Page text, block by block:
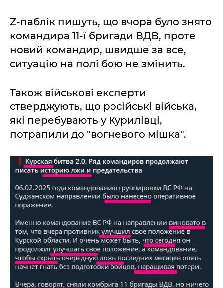
Z-паблік пишуть, що вчора було знято
командира 11-ї бригади ВДВ, проте
новий командир, швидше за все,
ситуацію на полі бою не змінить.
Також військові експерти
стверджують, що російські війська,
які перебувають у Курилівці,
потрапили до "вогневого мішка".